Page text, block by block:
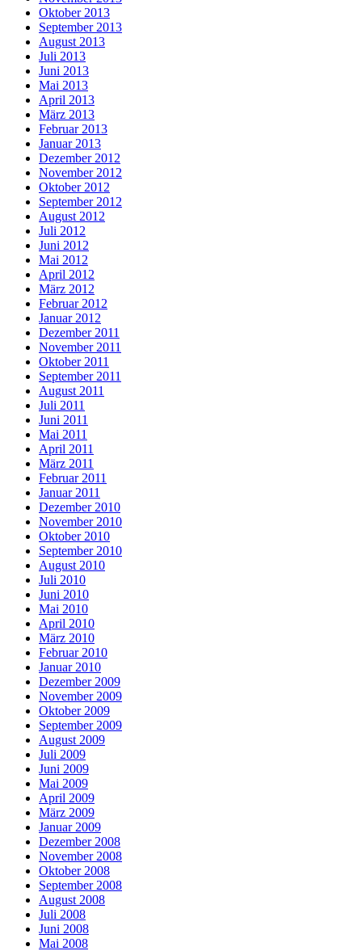
Oktober 2013
September 2013
August 2013
Juli 2013
Juni 2013
Mai 2013
April 2013
März 2013
Februar 2013
Januar 2013
Dezember 2012
November 2012
Oktober 2012
September 2012
August 2012
Juli 2012
Juni 2012
Mai 2012
April 2012
März 2012
Februar 2012
Januar 2012
Dezember 2011
November 2011
Oktober 2011
September 2011
August 2011
Juli 2011
Juni 2011
Mai 2011
April 2011
März 2011
Februar 2011
Januar 2011
Dezember 2010
November 2010
Oktober 2010
September 2010
August 2010
Juli 2010
Juni 2010
Mai 2010
April 2010
März 2010
Februar 2010
Januar 2010
Dezember 2009
November 2009
Oktober 2009
September 2009
August 2009
Juli 2009
Juni 2009
Mai 2009
April 2009
März 2009
Januar 2009
Dezember 2008
November 2008
Oktober 2008
September 2008
August 2008
Juli 2008
Juni 2008
Mai 2008